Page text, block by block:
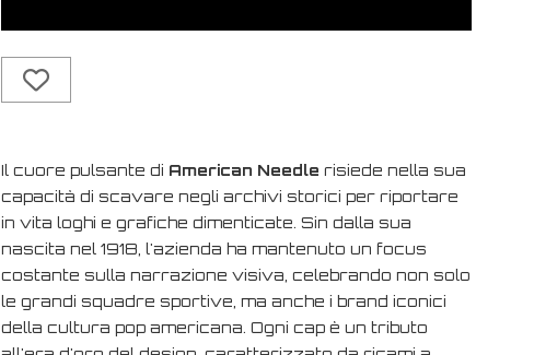
Il cuore pulsante di American Needle risiede nella sua
capacità di scavare negli archivi storici per riportare
in vita loghi e grafiche dimenticate. Sin dalla sua
nascita nel 1918, l'azienda ha mantenuto un focus
costante sulla narrazione visiva, celebrando non solo
le grandi squadre sportive, ma anche i brand iconici
della cultura pop americana. Ogni cap è un tributo